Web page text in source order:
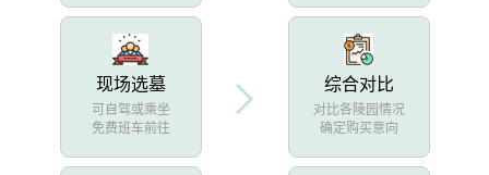
现场选墓
可自驾或乘坐
免费班车前往
综合对比
对比各陵园情况
确定购买意向